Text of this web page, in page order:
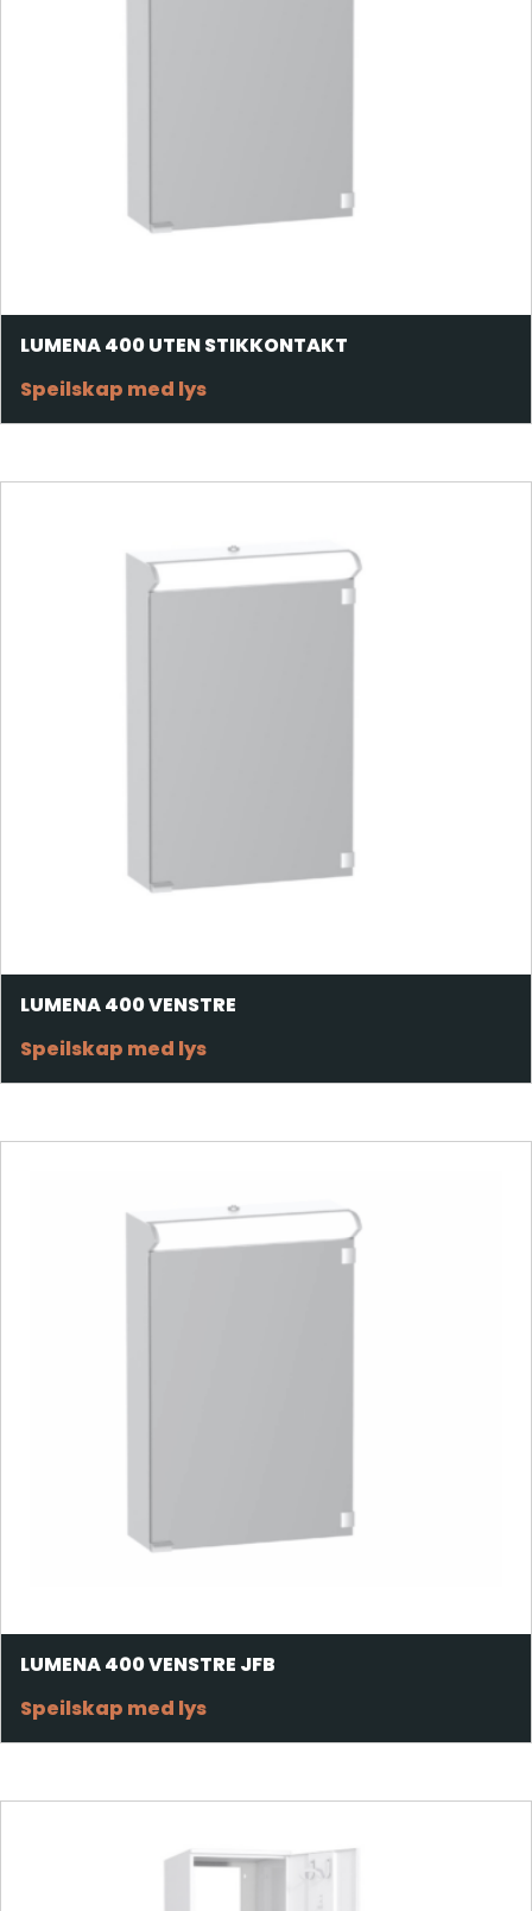
LUMENA 400 UTEN STIKKONTAKT
Speilskap med lys
LUMENA 400 VENSTRE
Speilskap med lys
LUMENA 400 VENSTRE JFB
Speilskap med lys